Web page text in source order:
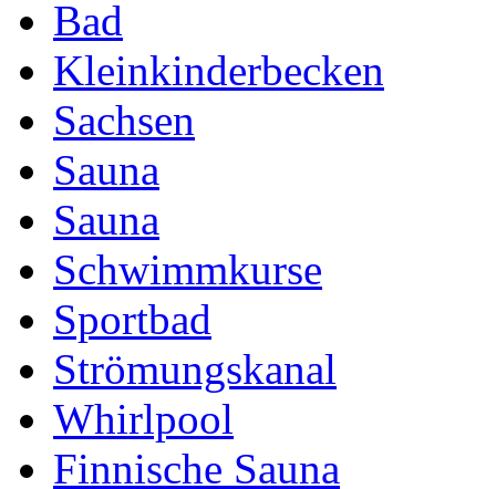
Bad
Kleinkinderbecken
Sachsen
Sauna
Sauna
Schwimmkurse
Sportbad
Strömungskanal
Whirlpool
Finnische Sauna